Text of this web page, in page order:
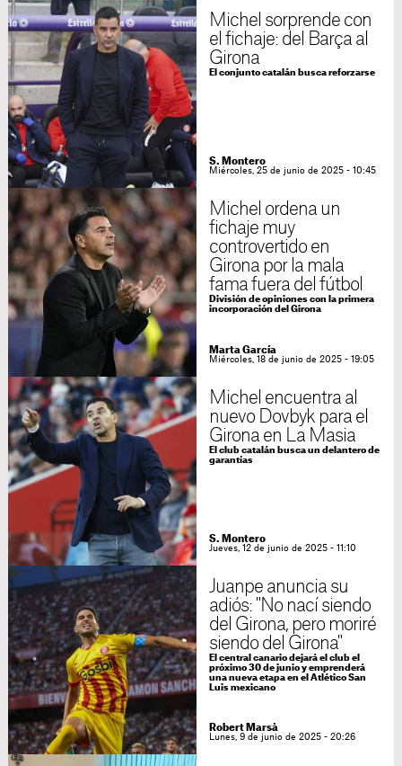
Michel sorprende con
el fichaje: del Barça al
Girona
El conjunto catalán busca reforzarse
S. Montero
Miércoles, 25 de junio de 2025 - 10:45
Michel ordena un
fichaje muy
controvertido en
Girona por la mala
fama fuera del fútbol
División de opiniones con la primera
incorporación del Girona
Marta García
Miércoles, 18 de junio de 2025 - 19:05
Michel encuentra al
nuevo Dovbyk para el
Girona en La Masia
El club catalán busca un delantero de
garantías
S. Montero
Jueves, 12 de junio de 2025 - 11:10
Juanpe anuncia su
adiós: "No nací siendo
del Girona, pero moriré
siendo del Girona"
El central canario dejará el club el
próximo 30 de junio y emprenderá
una nueva etapa en el Atlético San
Luis mexicano
Robert Marsà
Lunes, 9 de junio de 2025 - 20:26